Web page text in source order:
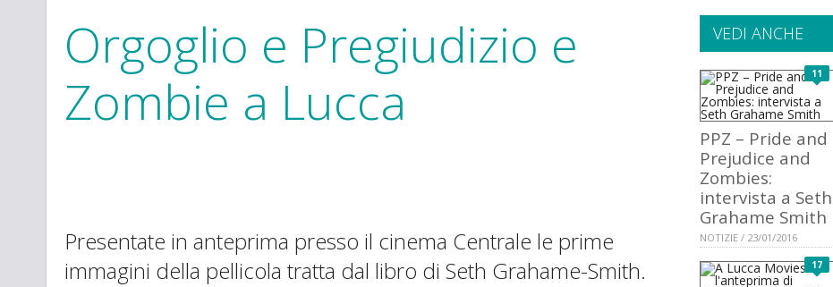
MICHAEL MANDO
Orgoglio e Pregiudizio e
Zombie a Lucca
Presentate in anteprima presso il cinema Centrale le prime
immagini della pellicola tratta dal libro di Seth Grahame-Smith.
VEDI ANCHE
11
PPZ – Pride and
Prejudice and
Zombies:
intervista a Seth
Grahame Smith
NOTIZIE / 23/01/2016
17